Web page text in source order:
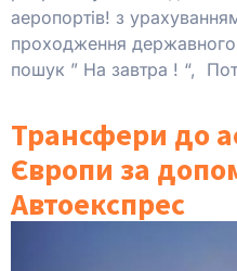
аеропортів! з
проходження
пошук ” На завтра ! “,
Трансфери до
Європи за
Автоекспрес